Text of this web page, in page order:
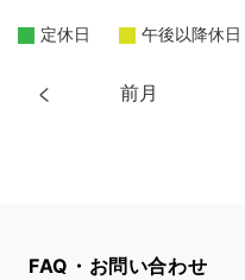
前月
定休日 午後以降休日
FAQ・お問い合わせ